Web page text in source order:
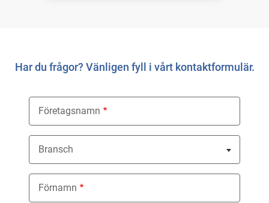
Har du frågor? Vänligen fyll i vårt kontaktformulär.
Företagsnamn
Bransch
Nothing selected
Förnamn